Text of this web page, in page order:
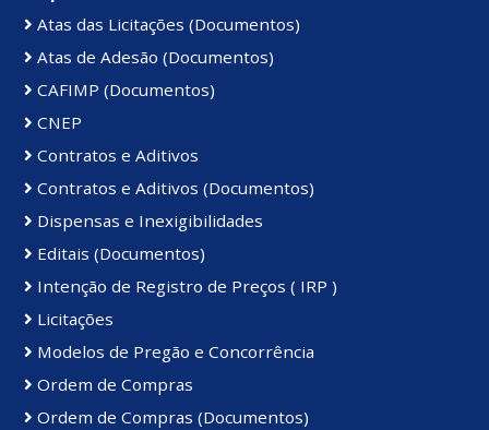
Atas das Licitações (Documentos)
Atas de Adesão (Documentos)
CAFIMP (Documentos)
CNEP
Contratos e Aditivos
Contratos e Aditivos (Documentos)
Dispensas e Inexigibilidades
Editais (Documentos)
Intenção de Registro de Preços ( IRP )
Licitações
Modelos de Pregão e Concorrência
Ordem de Compras
Ordem de Compras (Documentos)